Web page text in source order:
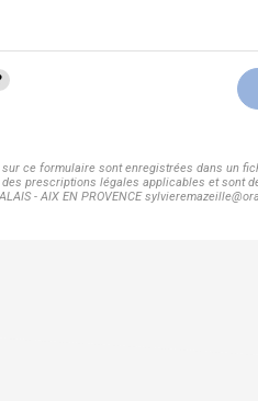
ce formulaire sont enregistrées dans un
prescriptions légales applicables et sont
- AIX EN PROVENCE